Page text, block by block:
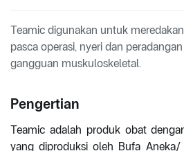
Teamic digunakan untuk
pasca operasi, nyeri dan
gangguan muskuloskeletal.
Pengertian
Teamic adalah produk obat
yang diproduksi oleh Bufa Aneka/